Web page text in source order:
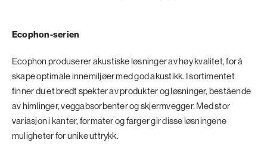
Ecophon-serien
Ecophon produserer akustiske løsninger av høy kvalitet, for å
skape optimale innemiljøer med god akustikk. I sortimentet
finner du et bredt spekter av produkter og løsninger, bestående
av himlinger, veggabsorbenter og skjermvegger. Med stor
variasjon i kanter, formater og farger gir disse løsningene
muligheter for unike uttrykk.